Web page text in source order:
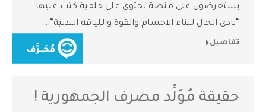
يستعرضون على منصة تحتوي على خلفية كتب عليها
“نادي الخال لبناء الاجسام والقوة واللياقة البدنية”.…
تفاصيل
حقيقة مُوَلِّد مصرف الجمهورية !